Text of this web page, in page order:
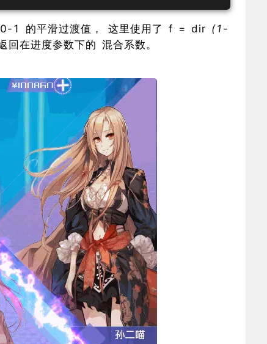
1 的平滑过渡值， 这里使用了 f = dir (1-
在进度参数下的 混合系数。